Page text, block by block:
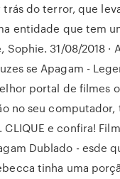
do terror, que
entidade que tem
Sophie. 31/08/2018 ·
se Apagam -
portal de filmes
no seu computador,
e confira!
Dublado - esde
tinha uma